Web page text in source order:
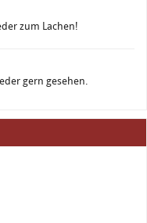
zum Lachen!
gern gesehen.